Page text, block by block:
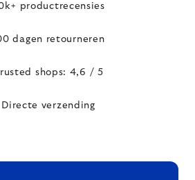
productrecensies
dagen retourneren
shops: 4,6 / 5
Directe verzending